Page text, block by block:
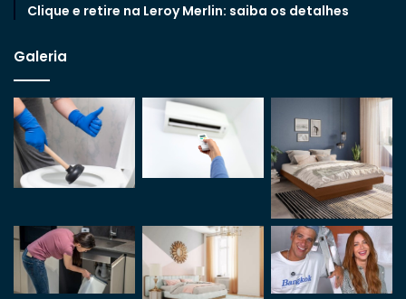
Clique e retire na Leroy Merlin: saiba os detalhes
Galeria